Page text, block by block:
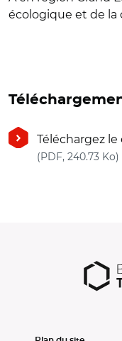
écologique et de la
Téléchargez
(PDF, 240.73 Ko)